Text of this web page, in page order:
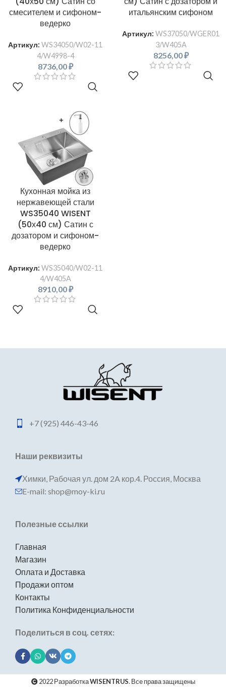
смесителем и сифоном-
ведерко
Артикул: WS34050/W02-11
4/W4998-4
8736,00₽
итальянским сифоном
Артикул: WS37050/WGER01
3/W405A
8256,00₽
Кухонная мойка из
нержавеющей стали
WS35040 WISENT
(50х40 см) Сатин с
дозатором и сифоном-
ведерко
Артикул: WS35040/W02-11
4/W405A
8910,00₽
+7 (925) 446-43-46
Наши реквизиты
Химки, Рабочая ул. дом 2A кор.4. Россия, Москва
E-mail: shop@moy-ki.ru
Полезные ссылки
Главная
Магазин
Оплата и Доставка
Продажи оптом
Контакты
Политика Конфиденциальности
Поделиться в соц. сетях:
2022 РазработкаWISENTRUS. Все права защищены